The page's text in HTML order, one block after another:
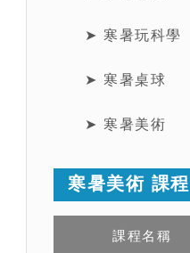
➤ 寒暑玩科學
➤ 寒暑桌球
➤ 寒暑美術
寒暑美術 課程
課程名稱